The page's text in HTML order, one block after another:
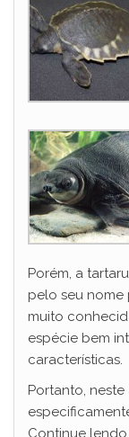
Porém, a
pelo seu
muito
espécie bem
características.
Portanto,
Continue